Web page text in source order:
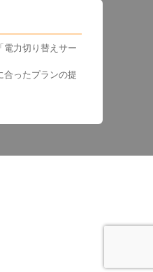
電力切り替えサー
合ったプランの提